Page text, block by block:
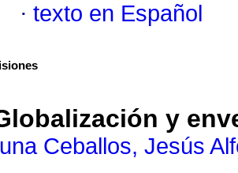
· texto en Español
y
Ceballos, Jesús